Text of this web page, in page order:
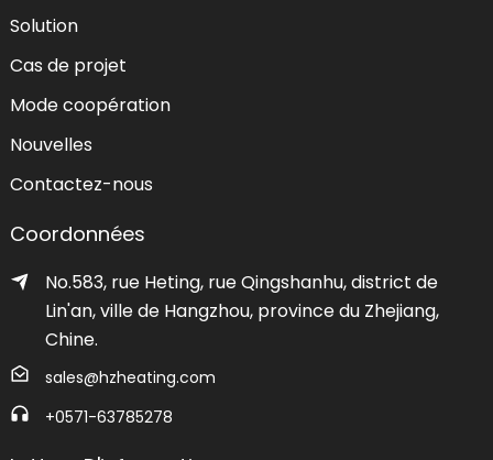
Solution
Cas de projet
Mode coopération
Nouvelles
Contactez-nous
Coordonnées
No.583, rue Heting, rue Qingshanhu, district de
Lin'an, ville de Hangzhou, province du Zhejiang,
Chine.
sales@hzheating.com
+0571-63785278